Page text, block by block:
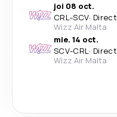
joi 08 oct.
CRL-SCV· Direct
Wizz Air Malta
mie. 14 oct.
SCV-CRL· Direct
Wizz Air Malta